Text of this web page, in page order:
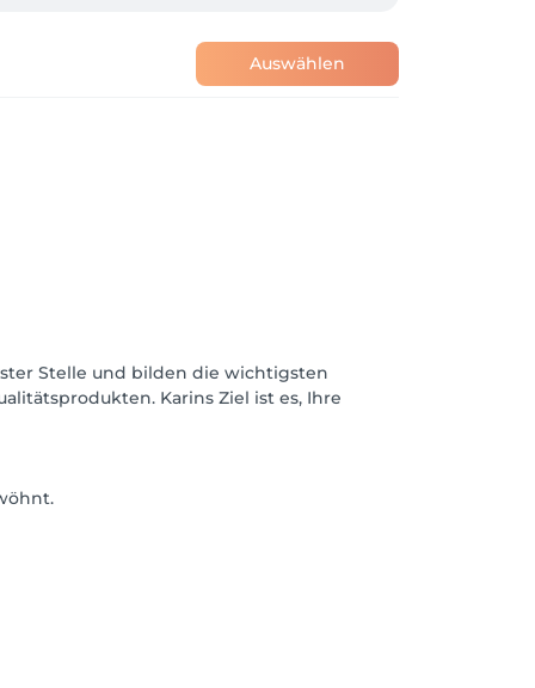
Auswählen
Stelle und bilden die wichtigsten
Karins Ziel ist es, Ihre